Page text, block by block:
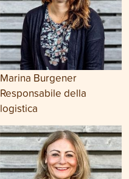
Marina Burgener
Responsabile della
logistica